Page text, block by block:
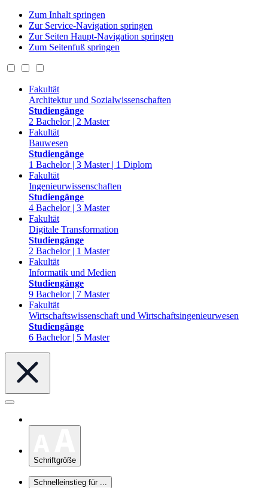
Zum Inhalt springen
Zur Service-Navigation springen
Zur Seiten Haupt-Navigation springen
Zum Seitenfuß springen
Fakultät
Architektur und Sozialwissenschaften
Studiengänge
2 Bachelor | 2 Master
Fakultät
Bauwesen
Studiengänge
1 Bachelor | 3 Master | 1 Diplom
Fakultät
Ingenieurwissenschaften
Studiengänge
4 Bachelor | 3 Master
Fakultät
Digitale Transformation
Studiengänge
2 Bachelor | 1 Master
Fakultät
Informatik und Medien
Studiengänge
9 Bachelor | 7 Master
Fakultät
Wirtschaftswissenschaft und Wirtschaftsingenieurwesen
Studiengänge
6 Bachelor | 5 Master
Schriftgröße
Schnelleinstieg für ...